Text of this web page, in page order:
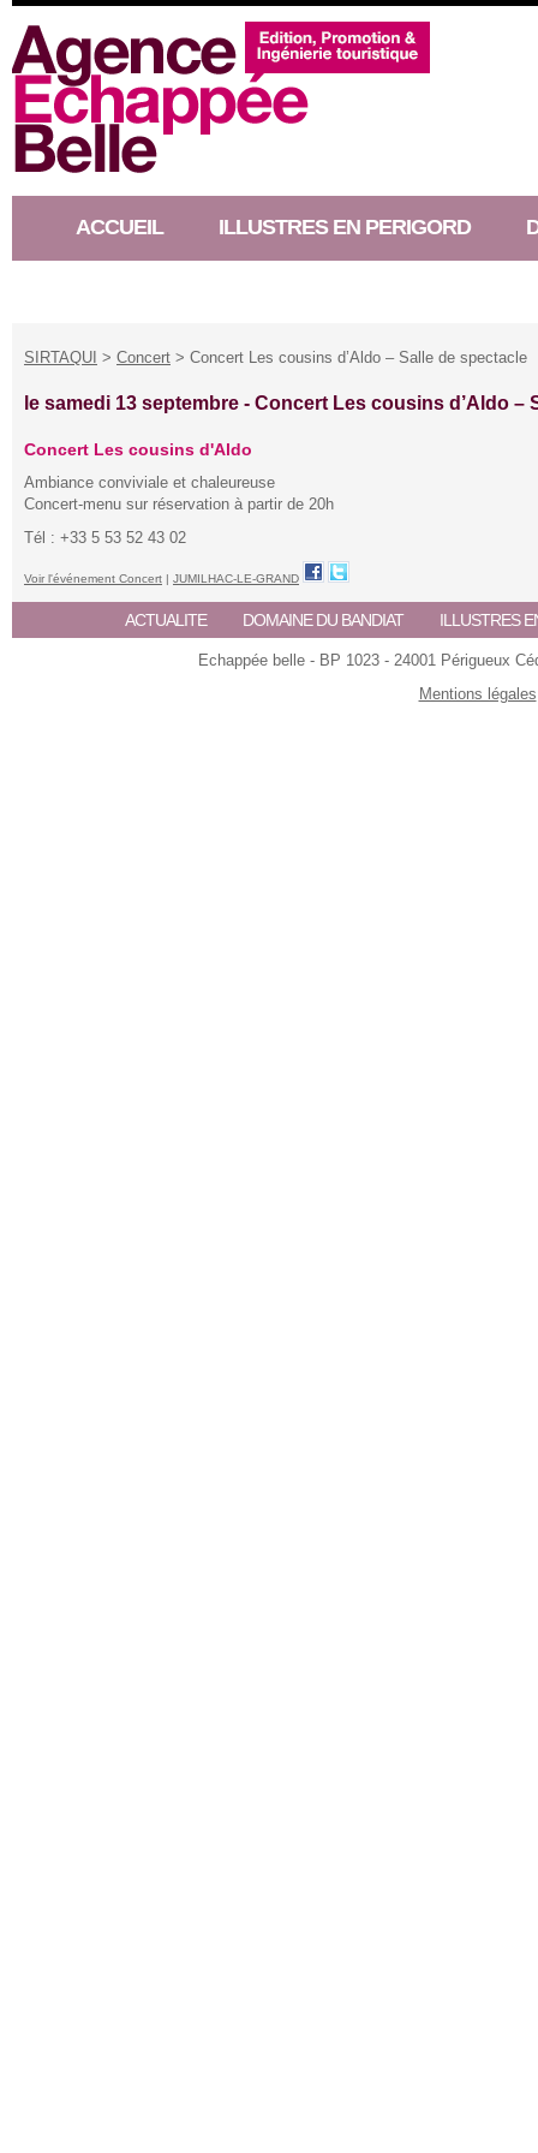
ACCUEIL ILLUSTRES EN PERIGORD
SIRTAQUI > Concert > Concert Les cousins d’Aldo – Salle de spectacle
le samedi 13 septembre - Concert Les cousins d’Aldo –
Concert Les cousins d'Aldo
Ambiance conviviale et chaleureuse
Concert-menu sur réservation à partir de 20h
Tél : +33 5 53 52 43 02
Voir l'événement Concert | JUMILHAC-LE-GRAND
ACTUALITE DOMAINE DU BANDIAT ILLUSTRES
Echappée belle - BP 1023 - 24001 Périgueux
Mentions légales